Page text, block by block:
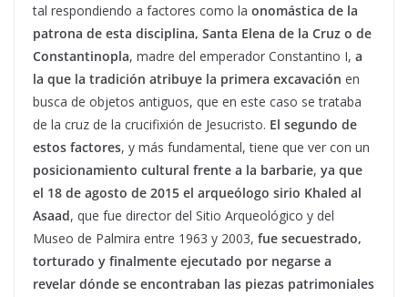
tal respondiendo a factores como la onomástica de la
patrona de esta disciplina, Santa Elena de la Cruz o de
Constantinopla, madre del emperador Constantino I, a
la que la tradición atribuye la primera excavación en
busca de objetos antiguos, que en este caso se trataba
de la cruz de la crucifixión de Jesucristo. El segundo de
estos factores, y más fundamental, tiene que ver con un
posicionamiento cultural frente a la barbarie, ya que
el 18 de agosto de 2015 el arqueólogo sirio Khaled al
Asaad, que fue director del Sitio Arqueológico y del
Museo de Palmira entre 1963 y 2003, fue secuestrado,
torturado y finalmente ejecutado por negarse a
revelar dónde se encontraban las piezas patrimoniales